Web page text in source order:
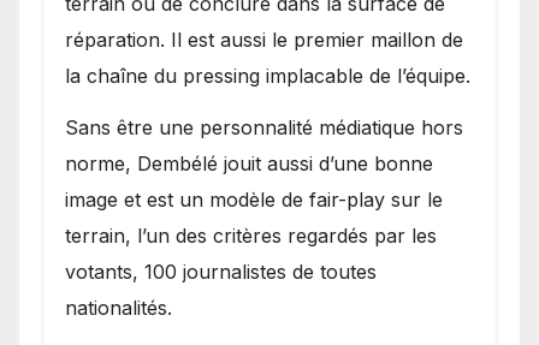
réparation. Il est aussi le premier maillon de
la chaîne du pressing implacable de l’équipe.
Sans être une personnalité médiatique hors
norme, Dembélé jouit aussi d’une bonne
image et est un modèle de fair-play sur le
terrain, l’un des critères regardés par les
votants, 100 journalistes de toutes
nationalités.